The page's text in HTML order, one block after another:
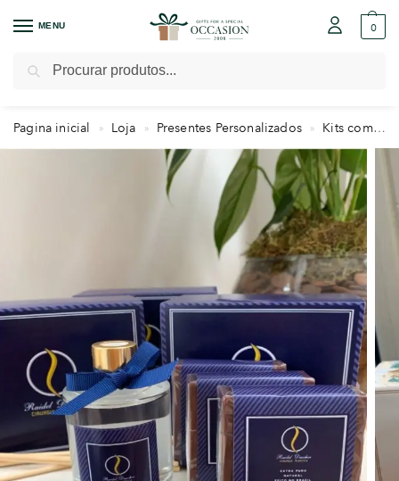
MENU 0
Pagina inicial » Loja » Presentes Personalizados » Kits com Essências